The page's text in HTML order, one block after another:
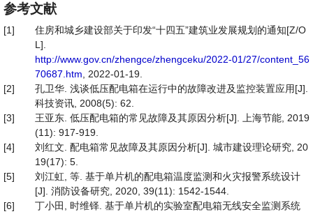
参考文献
[1]
住房和城乡建设部关于印发“十四五”建筑业发展规划的通知[Z/O
L].
http://www.gov.cn/zhengce/zhengceku/2022-01/27/content_56
70687.htm , 2022-01-19.
[2]
孔卫华. 浅谈低压配电箱在运行中的故障改进及监控装置应用[J].
科技资讯, 2008(5): 62.
[3]
王亚东. 低压配电箱的常见故障及其原因分析[J]. 上海节能, 2019
(11): 917-919.
[4]
刘红文. 配电箱常见故障及其原因分析[J]. 城市建设理论研究, 20
19(17): 5.
[5]
刘江虹, 等. 基于单片机的配电箱温度监测和火灾报警系统设计
[J]. 消防设备研究, 2020, 39(11): 1542-1544.
[6]
丁小田, 时维铎. 基于单片机的实验室配电箱无线安全监测系统